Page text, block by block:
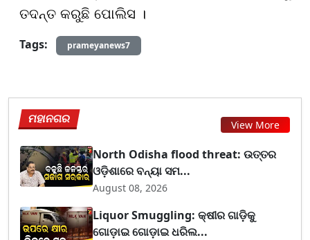
ତଦନ୍ତ କରୁଛି ପୋଲିସ ।
Tags:
prameyanews7
ମହାନଗର View More
North Odisha flood threat: ଉତ୍ତର
ଓଡ଼ିଶାରେ ବନ୍ୟା ସମ...
August 08, 2026
Liquor Smuggling: କ୍ଷୀର ଗାଡ଼ିକୁ
ଗୋଡ଼ାଇ ଗୋଡ଼ାଇ ଧରିଲ...